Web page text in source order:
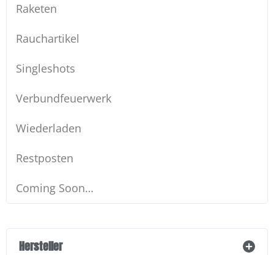
Raketen
Rauchartikel
Singleshots
Verbundfeuerwerk
Wiederladen
Restposten
Coming Soon…
Hersteller